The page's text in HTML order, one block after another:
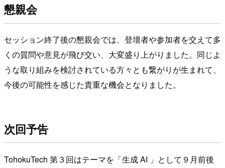
懇親会
セッション終了後の懇親会では、登壇者や参加者を交えて多
くの質問や意見が飛び交い、大変盛り上がりました。同じよ
うな取り組みを検討されている方々とも繋がりが生まれて、
今後の可能性を感じた貴重な機会となりました。
次回予告
TohokuTech 第３回はテーマを「生成 AI 」として９月前後